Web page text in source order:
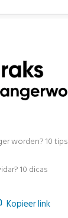
worden? 10 tips
10 dicas
tabblad
Kopieer link